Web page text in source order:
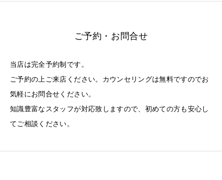
ご予約・お問合せ
当店は完全予約制です。
ご予約の上ご来店ください。カウンセリングは無料ですのでお
気軽にお問合せください。
知識豊富なスタッフが対応致しますので、初めての方も安心し
てご相談ください。